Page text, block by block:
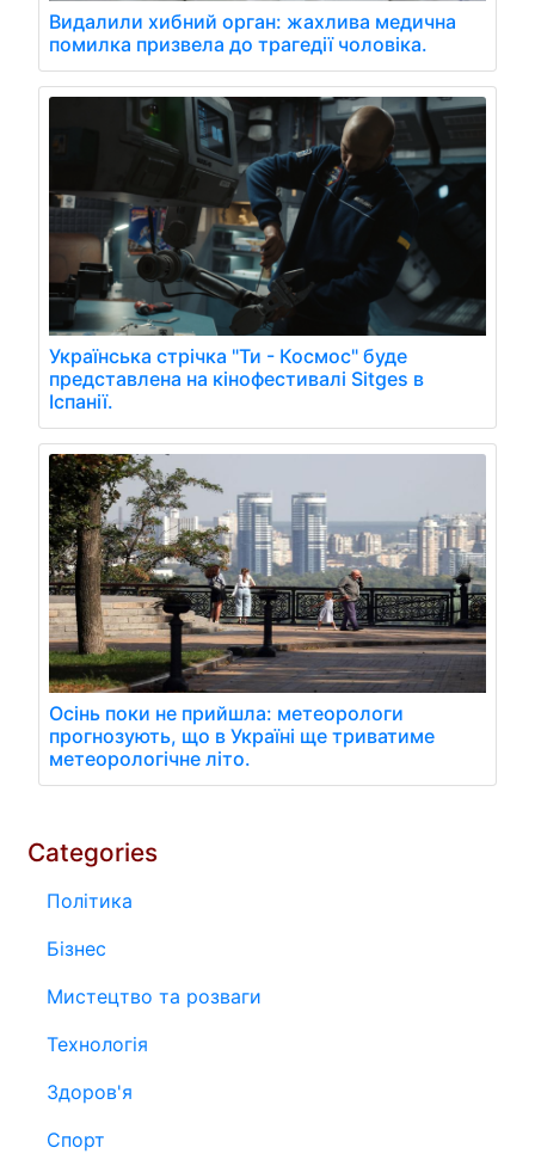
Видалили хибний орган: жахлива медична
помилка призвела до трагедії чоловіка.
Українська стрічка "Ти - Космос" буде
представлена на кінофестивалі Sitges в
Іспанії.
Осінь поки не прийшла: метеорологи
прогнозують, що в Україні ще триватиме
метеорологічне літо.
Categories
Політика
Бізнес
Мистецтво та розваги
Технологія
Здоров'я
Спорт